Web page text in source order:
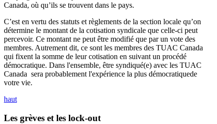
Canada, où qu’ils se trouvent dans le pays.
C’est en vertu des statuts et règlements de la section locale qu’on
détermine le montant de la cotisation syndicale que celle-ci peut
percevoir. Ce montant ne peut être modifié que par un vote des
membres. Autrement dit, ce sont les membres des TUAC Canada
qui fixent la somme de leur cotisation en suivant un procédé
démocratique. Dans l'ensemble, être syndiqué(e) avec les TUAC
Canada sera probablement l'expérience la plus démocratiquede
votre vie.
haut
Les grèves et les lock-out